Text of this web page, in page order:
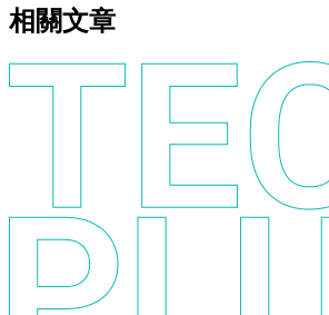
相關文章